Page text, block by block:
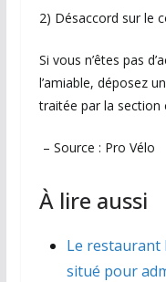
2️) Désaccord sur le
Si vous n’êtes pas
l’amiable, déposez
traitée par la section
– Source : Pro Vélo
À lire aussi
Le restaurant
situé pour